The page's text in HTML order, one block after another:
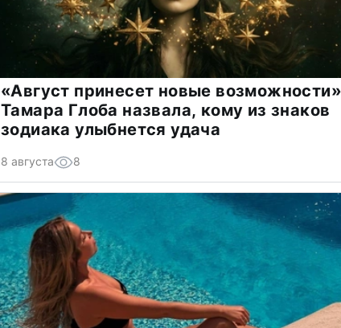
«Август принесет новые
Тамара Глоба назвала, кому из знаков
зодиака улыбнется удача
8 августа 8